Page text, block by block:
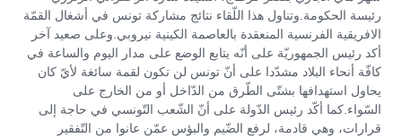
رئيسة الحكومة.وتناول هذا اللّقاء نتائج مشاركة تونس في أشغال القمّة
الافريقية الفرنسية المنعقدة بالعاصمة الكينية نيروبي.وعلى صعيد آخر
أكد رئيس الجمهوريّة على أنّه يتابع الوضع على مدار اليوم والساعة في
كافّة أنحاء البلاد مشدّدا على أنّ تونس لن تكون لقمة سائغة لأيّ كان
يحاول استهدافها بشتّى الطّرق من الدّاخل أو من الخارج على
السّواء.كما أكّد رئيس الدّولة على أنّ الشّعب التّونسي في حاجة إلى
قرارات، وهي قادمة، لرفع الضّيم والبؤس عمّن عانوا من التّفقير